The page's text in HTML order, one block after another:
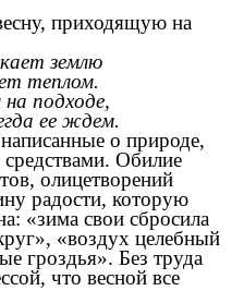
приходящую на
землю
теплом.
подходе,
ее ждем.
о природе,
Обилие
олицетворений
радости, которую
«зима свои сбросила
«воздух целебный
гроздья». Без труда
что весной все